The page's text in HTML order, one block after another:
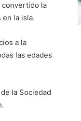
convertido la
la isla.
a la
las edades
la Sociedad